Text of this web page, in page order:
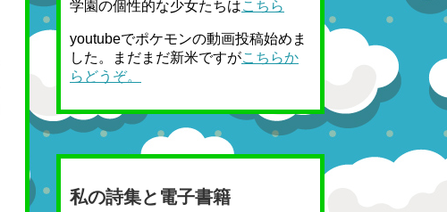
学園の個性的な少女たちはこちら
youtubeでポケモンの動画投稿始めま
した。まだまだ新米ですがこちらか
らどうぞ。
私の詩集と電子書籍